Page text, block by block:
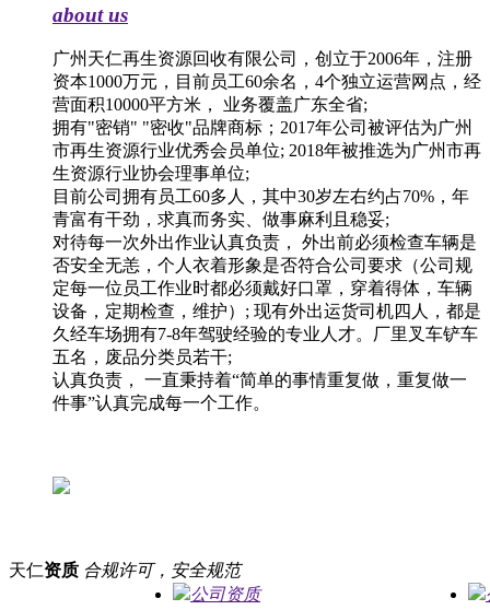
about us
广州天仁再生资源回收有限公司，创立于2006年，注册
资本1000万元，目前员工60余名，4个独立运营网点，经
营面积10000平方米， 业务覆盖广东全省;
拥有"密销" "密收"品牌商标；2017年公司被评估为广州
市再生资源行业优秀会员单位; 2018年被推选为广州市再
生资源行业协会理事单位;
目前公司拥有员工60多人，其中30岁左右约占70%，年
青富有干劲，求真而务实、做事麻利且稳妥;
对待每一次外出作业认真负责， 外出前必须检查车辆是
否安全无恙，个人衣着形象是否符合公司要求（公司规
定每一位员工作业时都必须戴好口罩，穿着得体，车辆
设备，定期检查，维护）; 现有外出运货司机四人，都是
久经车场拥有7-8年驾驶经验的专业人才。厂里叉车铲车
五名，废品分类员若干;
认真负责， 一直秉持着“简单的事情重复做，重复做一
件事”认真完成每一个工作。
天仁资质 合规许可，安全规范
公司资质